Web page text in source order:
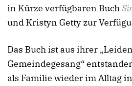
in Kürze verfügbaren Buch
und Kristyn Getty zur
Das Buch ist aus ihrer
Gemeindegesang“
als Familie wieder im Alltag